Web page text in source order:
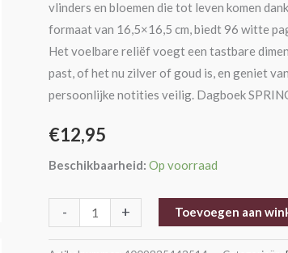
vlinders en bloemen die tot leven komen
formaat van 16,5×16,5 cm, biedt 96 witte
Het voelbare reliëf voegt een tastbare
past, of het nu zilver of goud is, en geniet
persoonlijke notities veilig. Dagboek
€12,95
Beschikbaarheid: Op voorraad
- + Toevoegen aan